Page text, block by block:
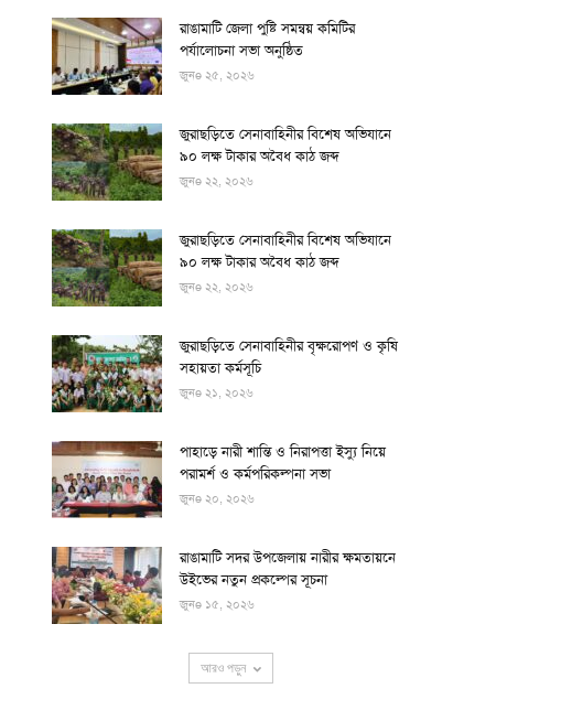
রাঙামাটি জেলা পুষ্টি সমন্বয় কমিটির
পর্যালোচনা সভা অনুষ্ঠিত
জুনe ২৫, ২০২৬
জুরাছড়িতে সেনাবাহিনীর বিশেষ অভিযানে
৯০ লক্ষ টাকার অবৈধ কাঠ জব্দ
জুনe ২২, ২০২৬
জুরাছড়িতে সেনাবাহিনীর বিশেষ অভিযানে
৯০ লক্ষ টাকার অবৈধ কাঠ জব্দ
জুনe ২২, ২০২৬
জুরাছড়িতে সেনাবাহিনীর বৃক্ষরোপণ ও কৃষি
সহায়তা কর্মসূচি
জুনe ২১, ২০২৬
পাহাড়ে নারী শান্তি ও নিরাপত্তা ইস্যু নিয়ে
পরামর্শ ও কর্মপরিকল্পনা সভা
জুনe ২০, ২০২৬
রাঙামাটি সদর উপজেলায় নারীর ক্ষমতায়নে
উইভের নতুন প্রকল্পের সূচনা
জুনe ১৫, ২০২৬
আরও পড়ুন